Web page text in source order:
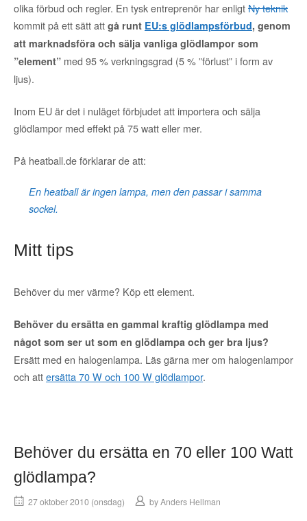
olika förbud och regler. En tysk entreprenör har enligtNy teknik
kommit på ett sätt att gå runt EU:s glödlampsförbud, genom
att marknadsföra och sälja vanliga glödlampor som
”element” med 95 % verkningsgrad (5 % ”förlust” i form av
ljus).
Inom EU är det i nuläget förbjudet att importera och sälja
glödlampor med effekt på 75 watt eller mer.
På heatball.de förklarar de att:
En heatball är ingen lampa, men den passar i samma
sockel.
Mitt tips
Behöver du mer värme? Köp ett element.
Behöver du ersätta en gammal kraftig glödlampa med
något som ser ut som en glödlampa och ger bra ljus?
Ersätt med en halogenlampa. Läs gärna mer om halogenlampor
och attersätta 70 W och 100 W glödlampor.
Behöver du ersätta en 70 eller 100 Watt
glödlampa?
27 oktober 2010 (onsdag) byAnders Hellman